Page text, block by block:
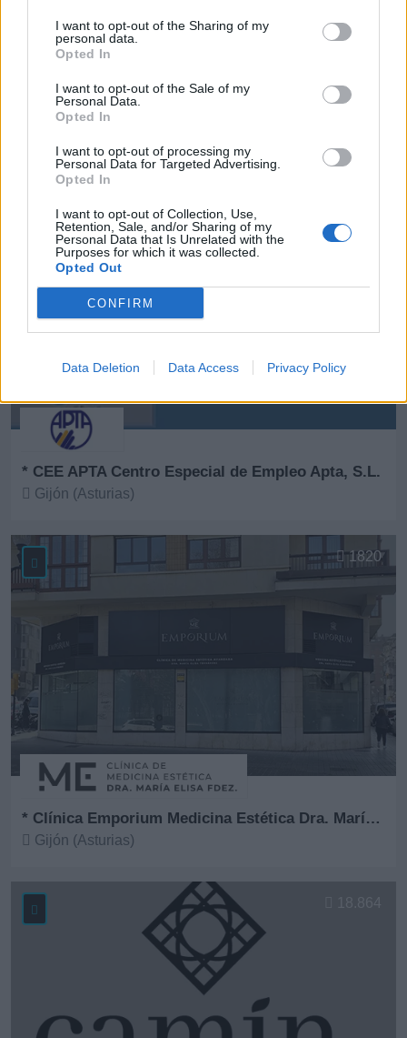
I want to opt-out of the Sharing of my
personal data.
Opted In
I want to opt-out of the Sale of my
Personal Data.
Opted In
I want to opt-out of processing my
Personal Data for Targeted Advertising.
Opted In
I want to opt-out of Collection, Use,
Retention, Sale, and/or Sharing of my
Personal Data that Is Unrelated with the
Purposes for which it was collected.
Opted Out
CONFIRM
Data Deletion Data Access Privacy Policy
* Asturtecnia, S.L.
Gijon (Asturias)
Ver más
* CEE APTA Centro Especial de Empleo Apta, S.L.
Gijón (Asturias)
* Clínica Emporium Medicina Estética Dra. María Elisa Fernández
Gijón (Asturias)
1820